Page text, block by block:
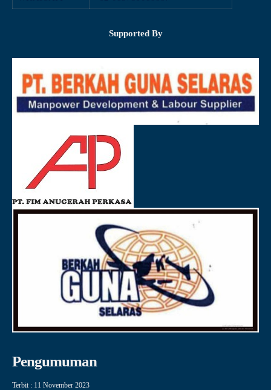
Supported By
Pengumuman
Terbit : 11 November 2023